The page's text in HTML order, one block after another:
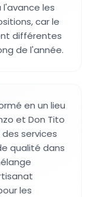
les
car le
différentes
de l'année.
en un lieu
et Don Tito
services
qualité dans
les